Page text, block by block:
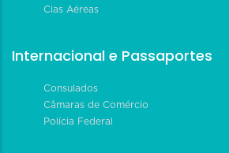
Cias Aéreas
Internacional e Passaportes
Consulados
Câmaras de Comércio
Polícia Federal